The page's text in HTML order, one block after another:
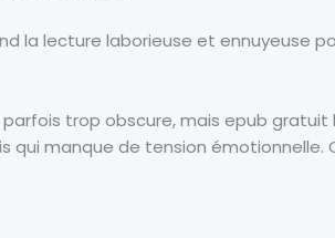
la lecture laborieuse et ennuyeuse
trop obscure, mais epub gratuit
qui manque de tension